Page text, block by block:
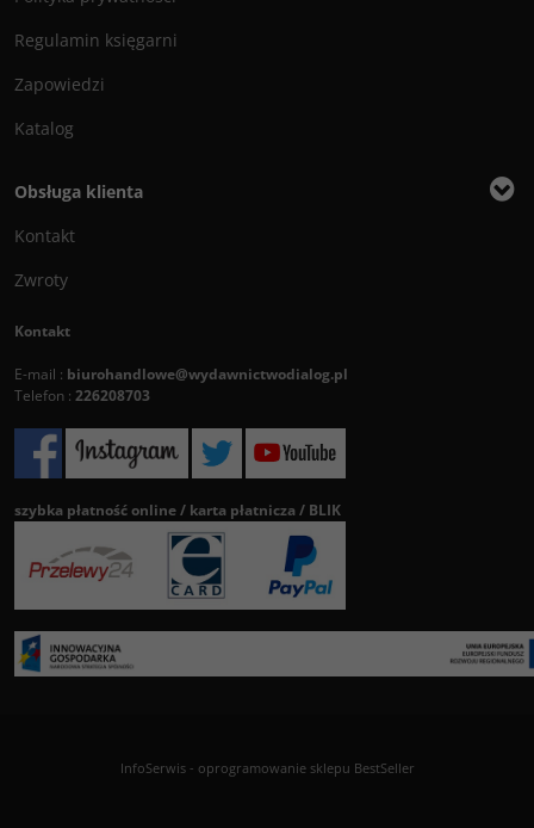
Regulamin księgarni
Zapowiedzi
Katalog
Obsługa klienta
Kontakt
Zwroty
Kontakt
E-mail : biurohandlowe@wydawnictwodialog.pl
Telefon : 226208703
szybka płatność online / karta płatnicza / BLIK
InfoSerwis- oprogramowanie sklepu BestSeller